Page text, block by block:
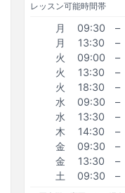
レッスン可能時間帯
月 09:30 –
月
13:30 –
火
09:00 –
火
13:30 –
火
18:30 –
水
09:30 –
水
13:30 –
木
14:30 –
金
09:30 –
金
13:30 –
土
09:30 –